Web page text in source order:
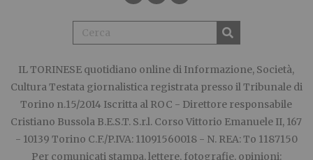
IL TORINESE quotidiano online di Informazione, Società,
Cultura Testata giornalistica registrata presso il Tribunale di
Torino n.15/2014 Iscritta al ROC - Direttore responsabile
Cristiano Bussola B.E.S.T. S.r.l. Corso Vittorio Emanuele II, 167
- 10139 Torino C.F./P.IVA: 11091560018 - N. REA: To 1187150
Per comunicati stampa, lettere, fotografie, opinioni: